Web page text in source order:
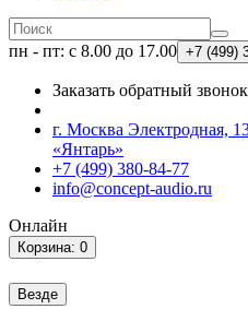
пн - пт: с 8.00 до 17.00 +7 (499)
Заказать обратный звонок
г. Москва Электродная,
«Янтарь»
+7 (499) 380-84-77
info@concept-audio.ru
Онлайн
Корзина: 0
Везде